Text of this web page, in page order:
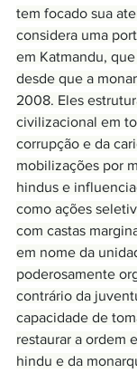
tem focado sua
considera uma
em Katmandu,
desde que a
2008. Eles
civilizacional em
corrupção e da
mobilizações por
hindus e
como ações
com castas
em nome da
poderosamente
contrário da
capacidade de
restaurar a ordem
hindu e da